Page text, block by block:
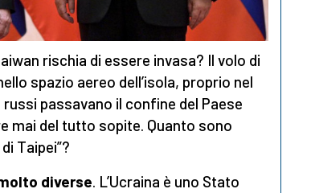
rischia di essere invasa? Il volo di
spazio aereo dell’isola, proprio nel
passavano il confine del Paese
mai del tutto sopite. Quanto sono
Taipei”?
diverse. L’Ucraina è uno Stato